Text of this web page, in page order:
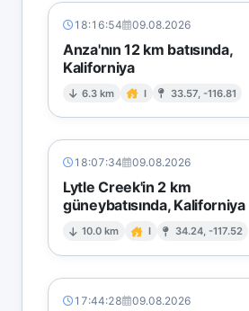
18:16:54 09.08.2026
Anza'nın 12 km batısında,
Kaliforniya
6.3 km I 33.57, -116.81
18:07:34 09.08.2026
Lytle Creek'in 2 km
güneybatısında, Kaliforniya
10.0 km I 34.24, -117.52
17:44:28 09.08.2026